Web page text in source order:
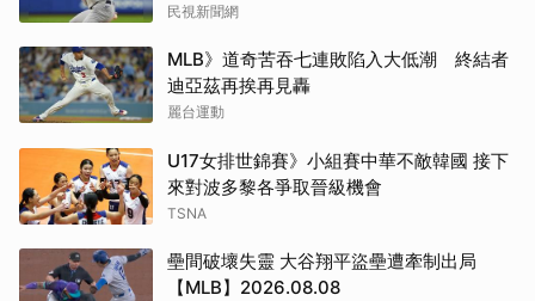
民視新聞網
MLB》道奇苦吞七連敗陷入大低潮 終結者
迪亞茲再挨再見轟
麗台運動
U17女排世錦賽》小組賽中華不敵韓國 接下
來對波多黎各爭取晉級機會
TSNA
壘間破壞失靈 大谷翔平盜壘遭牽制出局
【MLB】2026.08.08